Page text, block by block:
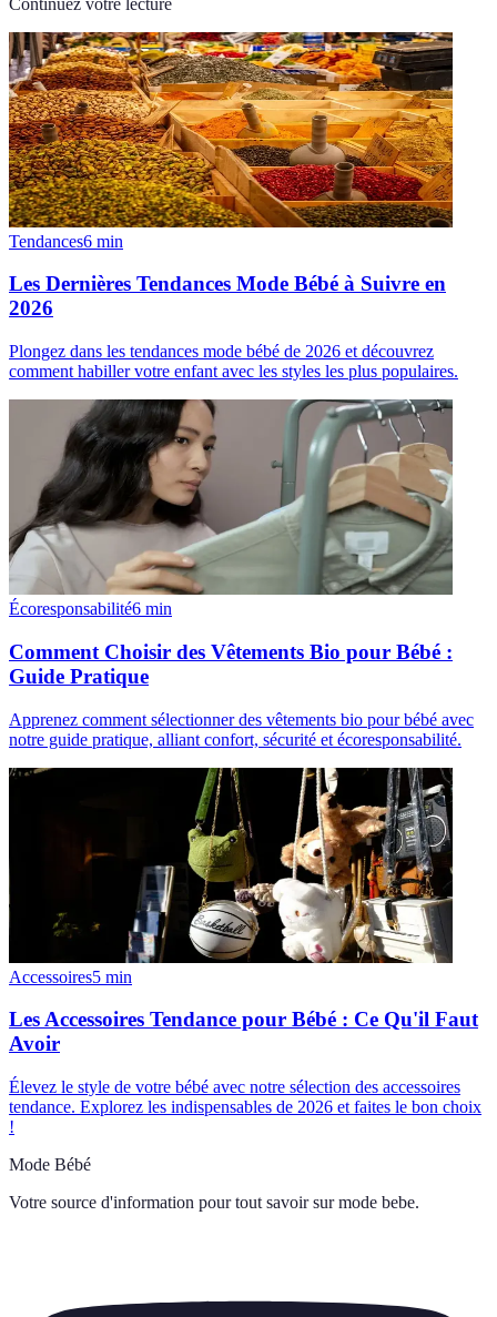
Tendances6 min
Les Dernières Tendances Mode Bébé à Suivre en
2026
Plongez dans les tendances mode bébé de 2026 et découvrez
comment habiller votre enfant avec les styles les plus populaires.
Écoresponsabilité6 min
Comment Choisir des Vêtements Bio pour Bébé :
Guide Pratique
Apprenez comment sélectionner des vêtements bio pour bébé avec
notre guide pratique, alliant confort, sécurité et écoresponsabilité.
Accessoires5 min
Les Accessoires Tendance pour Bébé : Ce Qu'il Faut
Avoir
Élevez le style de votre bébé avec notre sélection des accessoires
tendance. Explorez les indispensables de 2026 et faites le bon choix
!
Mode Bébé
Votre source d'information pour tout savoir sur mode bebe.